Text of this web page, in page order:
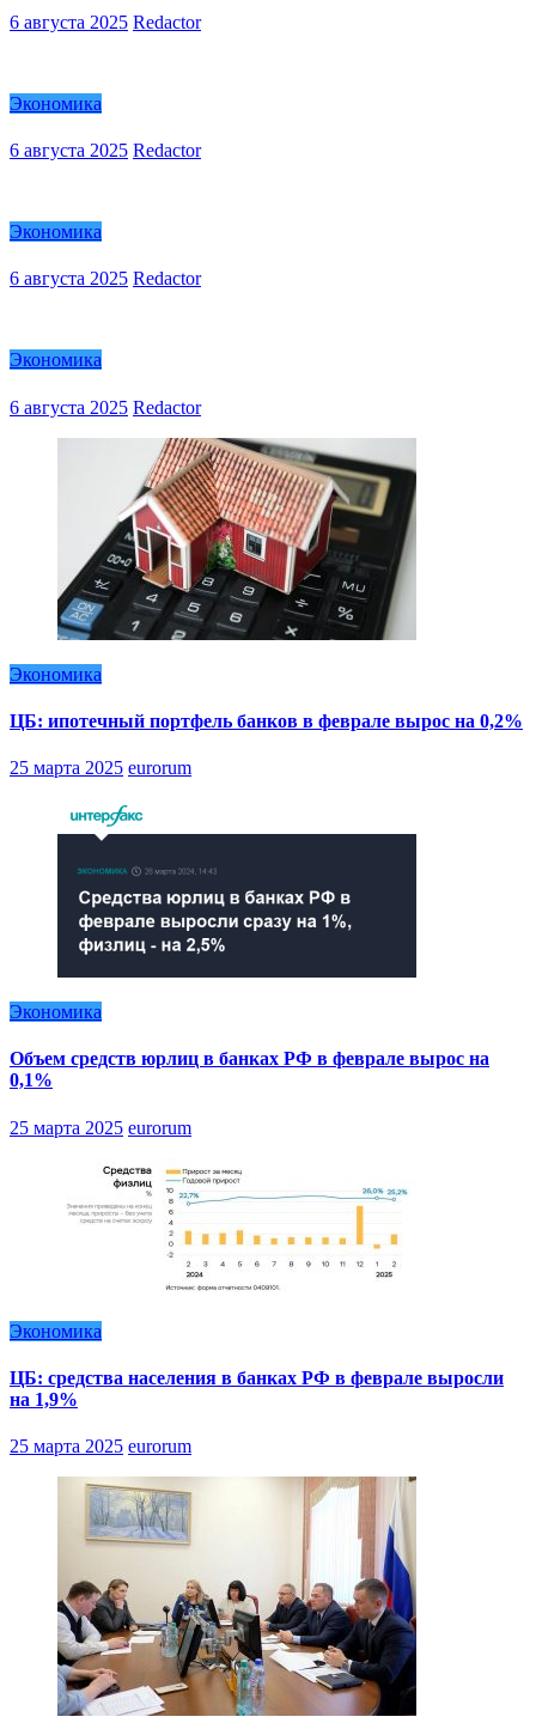
6 августа 2025 Redactor
Экономика
6 августа 2025 Redactor
Экономика
6 августа 2025 Redactor
Экономика
6 августа 2025 Redactor
Экономика
ЦБ: ипотечный портфель банков в феврале вырос на 0,2%
25 марта 2025 eurorum
Экономика
Объем средств юрлиц в банках РФ в феврале вырос на
0,1%
25 марта 2025 eurorum
Экономика
ЦБ: средства населения в банках РФ в феврале выросли
на 1,9%
25 марта 2025 eurorum